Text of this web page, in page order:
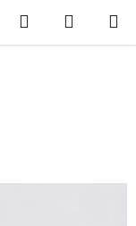
Hľadať
KOŠÍK